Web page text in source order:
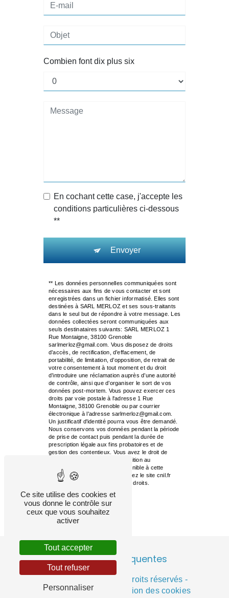
Combien font dix plus six
En cochant cette case, j'accepte les
conditions particulières ci-dessous
**
Envoyer
** Les données personnelles communiquées sont
nécessaires aux fins de vous contacter et sont
enregistrées dans un fichier informatisé. Elles sont
destinées à SARL MERLOZ et ses sous-traitants
dans le seul but de répondre à votre message. Les
données collectées seront communiquées aux
seuls destinataires suivants: SARL MERLOZ 1
Rue Montaigne, 38100 Grenoble
sarlmerloz@gmail.com. Vous disposez de droits
d’accès, de rectification, d’effacement, de
portabilité, de limitation, d’opposition, de retrait de
votre consentement à tout moment et du droit
d’introduire une réclamation auprès d’une autorité
de contrôle, ainsi que d’organiser le sort de vos
données post-mortem. Vous pouvez exercer ces
droits par voie postale à l'adresse 1 Rue
Montaigne, 38100 Grenoble ou par courrier
électronique à l'adresse sarlmerloz@gmail.com.
Un justificatif d'identité pourra vous être demandé.
Nous conservons vos données pendant la période
de prise de contact puis pendant la durée de
prescription légale aux fins probatoires et de
gestion des contentieux. Vous avez le droit de
vous inscrire sur la liste d'opposition au
démarchage téléphonique, disponible à cette
adresse:Bloctel.gouv.fr
. Consultez le site cnil.fr
pour plus d’informations sur vos droits.
Recherches fréquentes
- 2026 - Tous droits réservés -
Mentions légales
Gestion des cookies
Ce site utilise des cookies et
vous donne le contrôle sur
ceux que vous souhaitez
activer
Tout accepter
Tout refuser
Personnaliser